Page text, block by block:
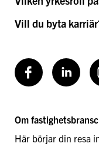
Vill du byta
Facebook
Om
Här börjar din resa